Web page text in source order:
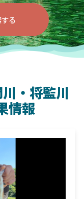
る
・将監川
情報